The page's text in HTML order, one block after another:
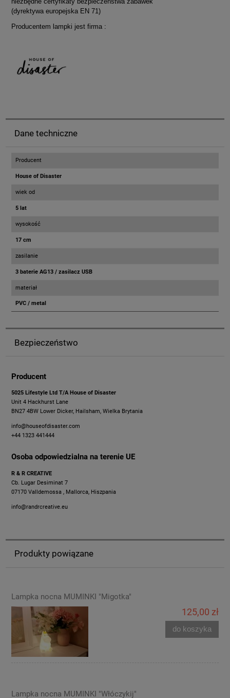
(dyrektywa europejska EN 71)
Producentem lampki jest firma :
Dane techniczne
Producent
House of Disaster
wiek od
5 lat
wysokość
17 cm
zasilanie
3 baterie AG13 / zasilacz USB
materiał
PVC / metal
Bezpieczeństwo
Producent
5025 Lifestyle Ltd T/A House of Disaster
Unit 4 Hackhurst Lane
BN27 4BW Lower Dicker, Hailsham, Wielka Brytania
info@houseofdisaster.com
+44 1323 441444
Osoba odpowiedzialna na terenie UE
R & R CREATIVE
Cb. Lugar Desiminat 7
07170 Valldemossa , Mallorca, Hiszpania
info@randrcreative.eu
Produkty powiązane
Lampka nocna MUMINKI "Migotka"
125,00 zł
do koszyka
Lampka nocna MUMINKI "Włóczykij"